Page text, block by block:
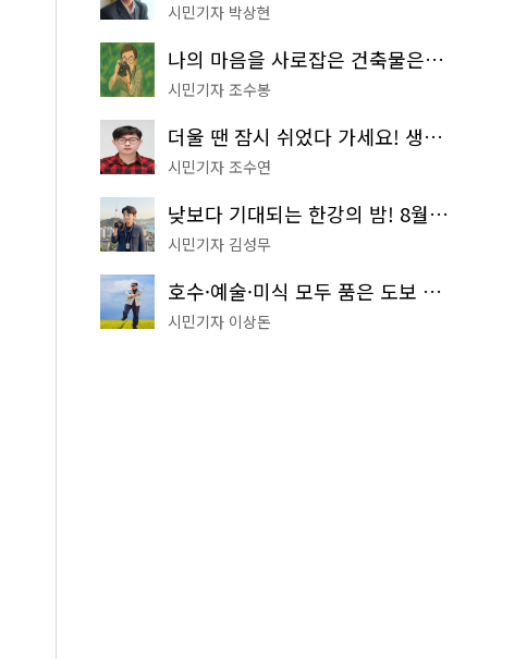
시민기자 박상현
나의 마음을 사로잡은 건축물은? '서울시 건축상' 수상작 공개!
시민기자 조수봉
더울 땐 잠시 쉬었다 가세요! 생수 냉장고부터 해피소·무더위쉼터까지
시민기자 조수연
낮보다 기대되는 한강의 밤! 8월 한정 무료 '한강 밤핑' 예약은?
시민기자 김성무
호수·예술·미식 모두 품은 도보 코스! 서울식물원~LG아트센터~마곡테라스거리
시민기자 이상돈